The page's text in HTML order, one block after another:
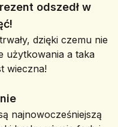
odszedł w
dzięki czemu nie
użytkowania a taka
wieczna!
najnowocześniejszą